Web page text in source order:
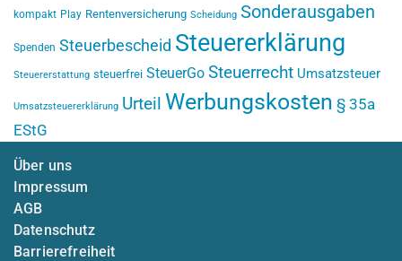
kompakt Play Rentenversicherung Scheidung Sonderausgaben
Spenden Steuerbescheid Steuererklärung
Steuererstattung steuerfrei SteuerGo Steuerrecht Umsatzsteuer
Umsatzsteuererklärung Urteil Werbungskosten § 35a
EStG
Über uns
Impressum
AGB
Datenschutz
Barrierefreiheit